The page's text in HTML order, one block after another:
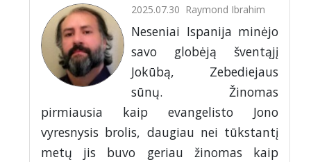
2025.07.30 Raymond Ibrahim
Neseniai Ispanija minėjo
savo globėją šventąjį
Jokūbą, Zebediejaus
sūnų. Žinomas
pirmiausia kaip evangelisto Jono
vyresnysis brolis, daugiau nei tūkstantį
metų jis buvo geriau žinomas kaip